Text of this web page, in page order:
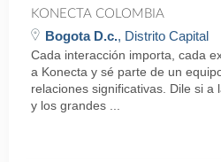
KONECTA COLOMBIA
Bogota D.c., Distrito Capital
Cada interacción importa, cada
a Konecta y sé parte de un
relaciones significativas. Dile si a
y los grandes ...